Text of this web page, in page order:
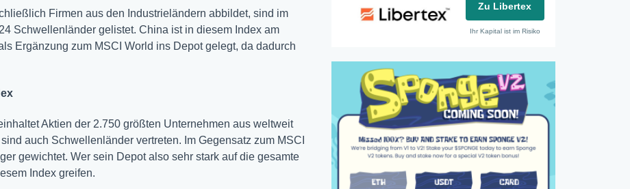
Firmen aus den Industrieländern abbildet, sind im
Schwellenländer gelistet. China ist in diesem Index am
Ergänzung zum MSCI World ins Depot gelegt, da dadurch
Aktien der 2.750 größten Unternehmen aus weltweit
auch Schwellenländer vertreten. Im Gegensatz zum MSCI
gewichtet. Wer sein Depot also sehr stark auf die gesamte
Index greifen.
Zu Libertex
Ihr Kapital ist im Risiko